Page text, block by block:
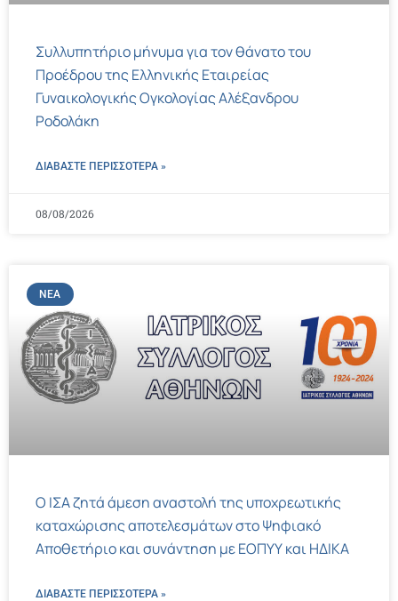
Συλλυπητήριο μήνυμα για τον θάνατο του
Προέδρου της Ελληνικής Εταιρείας
Γυναικολογικής Ογκολογίας Αλέξανδρου
Ροδολάκη
ΔΙΑΒΑΣΤΕ ΠΕΡΙΣΣΌΤΕΡΑ »
08/08/2026
ΝΈΑ
Ο ΙΣΑ ζητά άμεση αναστολή της υποχρεωτικής
καταχώρισης αποτελεσμάτων στο Ψηφιακό
Αποθετήριο και συνάντηση με ΕΟΠΥΥ και ΗΔΙΚΑ
ΔΙΑΒΑΣΤΕ ΠΕΡΙΣΣΌΤΕΡΑ »